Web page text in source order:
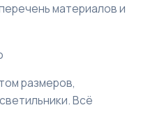
материалов и
размеров,
Всё